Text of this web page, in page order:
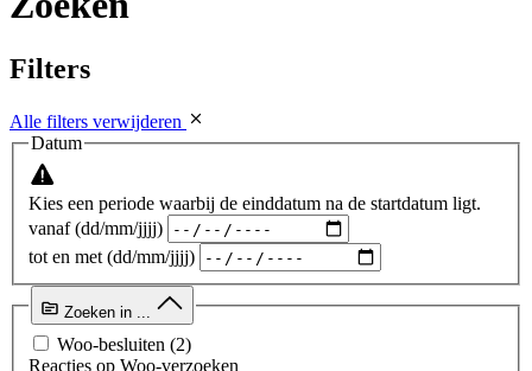
Filters
Alle filters verwijderen
Datum
Kies een periode waarbij de einddatum na de startdatum ligt.
vanaf (dd/mm/jjjj)
tot en met (dd/mm/jjjj)
Zoeken in ...
Woo-besluiten (2)
Reacties op Woo-verzoeken